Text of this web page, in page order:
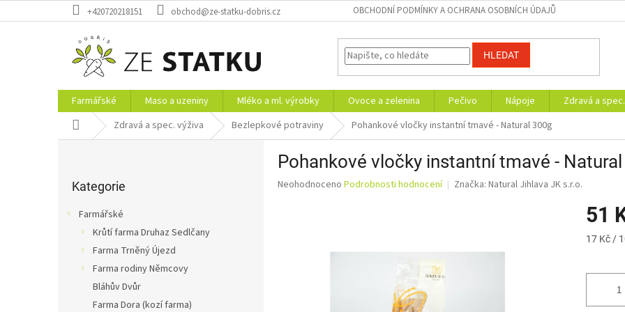
na
+420720218151 obchod@ze-statku-dobris.cz OBCHODNÍ PODMÍNKY A OCHRANA OSOBNÍCH ÚDAJŮ
HLEDAT
Farmářské Maso a uzeniny Mléko a ml. výrobky Ovoce a zelenina Pečivo Nápoje Zdravá a
Domů Zdravá a spec. výživa Bezlepkové potraviny Pohankové vločky instantní tmavé - Natural 300g
kategorie
Kategorie
Farmářské
Krůtí farma Druhaz Sedlčany
Farma Trněný Újezd
Farma rodiny Němcovy
Bláhův Dvůr
Farma Dora (kozí farma)
Pohankové vločky instantní tmavé -
Průměrné
Neohodnoceno Podrobnosti hodnocení Značka: Natural Jihlava JK s.r.o.
51
Měrná
17 Kč /